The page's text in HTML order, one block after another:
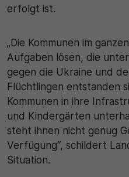
erfolgt ist.
„Die Kommunen im
Aufgaben lösen, die
gegen die Ukraine und
Flüchtlingen entstanden
Kommunen in ihre
und Kindergärten
steht ihnen nicht genug
Verfügung“, schildert
Situation.